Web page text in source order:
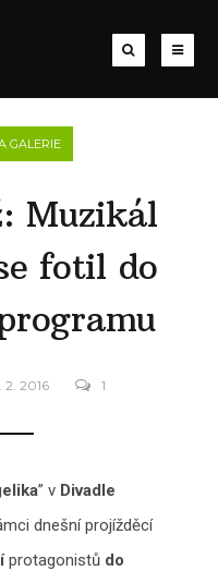
GALERIE
Muzikál
fotil do
2. 2016 1
” v Divadle
dnešní projížděcí
protagonistů do